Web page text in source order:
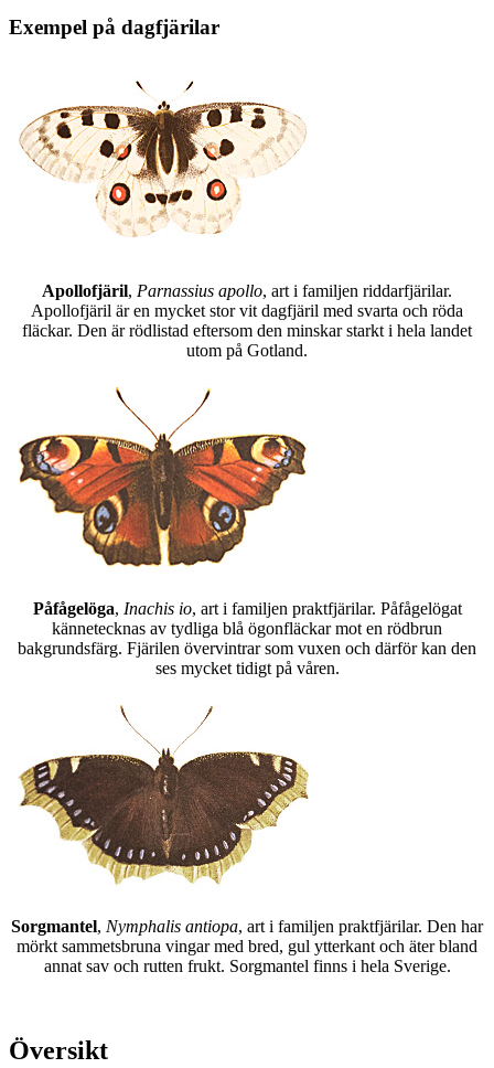
Exempel på dagfjärilar
Apollofjäril, Parnassius apollo, art i familjen riddarfjärilar.
Apollofjäril är en mycket stor vit dagfjäril med svarta och röda
fläckar. Den är rödlistad eftersom den minskar starkt i hela landet
utom på Gotland.
Påfågelöga, Inachis io, art i familjen praktfjärilar. Påfågelögat
kännetecknas av tydliga blå ögonfläckar mot en rödbrun
bakgrundsfärg. Fjärilen övervintrar som vuxen och därför kan den
ses mycket tidigt på våren.
Sorgmantel, Nymphalis antiopa, art i familjen praktfjärilar. Den har
mörkt sammetsbruna vingar med bred, gul ytterkant och äter bland
annat sav och rutten frukt. Sorgmantel finns i hela Sverige.
Översikt